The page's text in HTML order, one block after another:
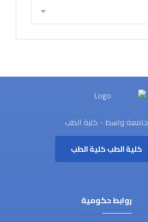
جامعة واسط - كلية الطب
كلية الطبكلية الطب
روابط حكومية